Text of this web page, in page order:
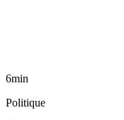
6min
Politique